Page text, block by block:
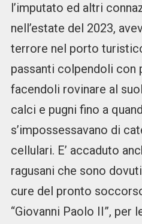
l’imputato ed altri
nell’estate del 2023,
terrore nel porto
passanti colpendoli con
facendoli rovinare al
calci e pugni fino a
s’impossessavano di
cellulari. E’ accaduto
ragusani che sono
cure del pronto
“Giovanni Paolo II”, per